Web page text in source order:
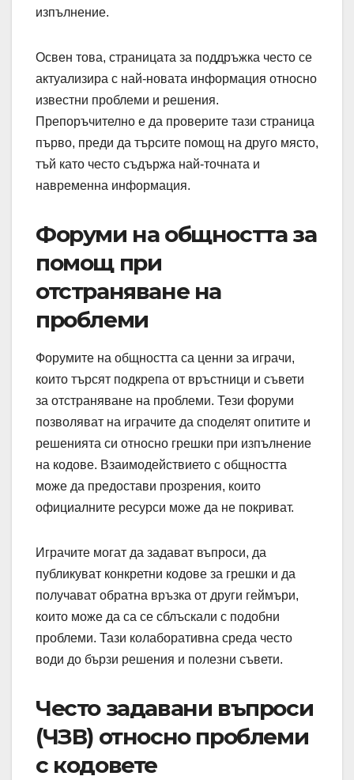
изпълнение.
Освен това, страницата за поддръжка често се
актуализира с най-новата информация относно
известни проблеми и решения.
Препоръчително е да проверите тази страница
първо, преди да търсите помощ на друго място,
тъй като често съдържа най-точната и
навременна информация.
Форуми на общността за
помощ при
отстраняване на
проблеми
Форумите на общността са ценни за играчи,
които търсят подкрепа от връстници и съвети
за отстраняване на проблеми. Тези форуми
позволяват на играчите да споделят опитите и
решенията си относно грешки при изпълнение
на кодове. Взаимодействието с общността
може да предостави прозрения, които
официалните ресурси може да не покриват.
Играчите могат да задават въпроси, да
публикуват конкретни кодове за грешки и да
получават обратна връзка от други геймъри,
които може да са се сблъскали с подобни
проблеми. Тази колаборативна среда често
води до бързи решения и полезни съвети.
Често задавани въпроси
(ЧЗВ) относно проблеми
с кодовете